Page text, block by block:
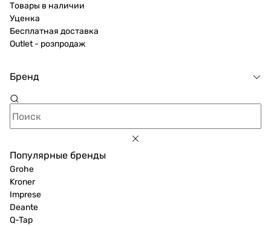
Товары в наличии
Уценка
Бесплатная доставка
Outlet - розпродаж
Бренд
Популярные бренды
Grohe
Kroner
Imprese
Deante
Q-Tap